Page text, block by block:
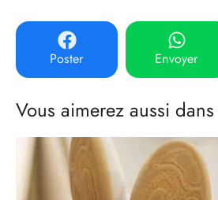
Poster Envoyer
Vous aimerez aussi